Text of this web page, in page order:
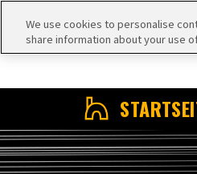
We use cookies to personalise
share information about your use